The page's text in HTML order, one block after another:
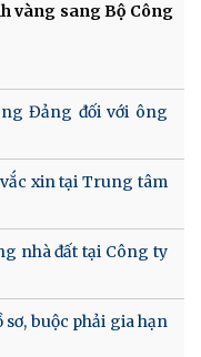
vàng sang Bộ Công
Đảng đối với ông
xin tại Trung tâm
nhà đất tại Công ty
buộc phải gia hạn